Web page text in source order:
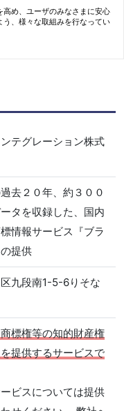
高め、ユーザのみなさまに安心
う、様々な取組みを行なってい
テグレーション株式
去２０年、約３００
タを収録した、国内
情報サービス『ブラ
提供
九段南1-5-6りそな
標権等の知的財産権
提供するサービスで
ビスについては提供